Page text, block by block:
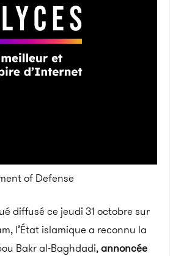
of Defense
diffusé ce jeudi 31 octobre sur
l’État islamique a reconnu la
Bakr al-Baghdadi,annoncée